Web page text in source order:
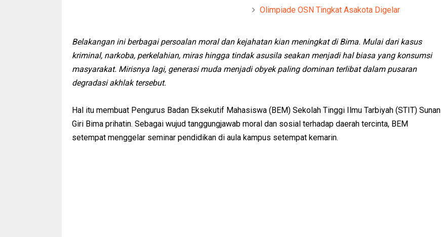
Olimpiade OSN Tingkat Asakota Digelar
Belakangan ini berbagai persoalan moral dan kejahatan kian meningkat di Bima. Mulai dari kasus
kriminal, narkoba, perkelahian, miras hingga tindak asusila seakan menjadi hal biasa yang konsumsi
masyarakat. Mirisnya lagi, generasi muda menjadi obyek paling dominan terlibat dalam pusaran
degradasi akhlak tersebut.
Hal itu membuat Pengurus Badan Eksekutif Mahasiswa (BEM) Sekolah Tinggi Ilmu Tarbiyah (STIT) Sunan
Giri Bima prihatin. Sebagai wujud tanggungjawab moral dan sosial terhadap daerah tercinta, BEM
setempat menggelar seminar pendidikan di aula kampus setempat kemarin.